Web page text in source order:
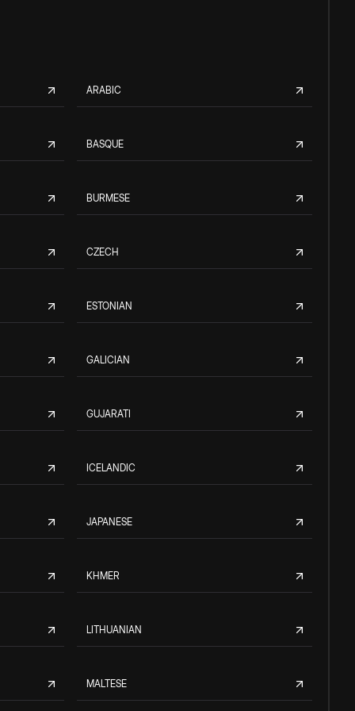
ARABIC
BASQUE
BURMESE
CZECH
ESTONIAN
GALICIAN
GUJARATI
ICELANDIC
JAPANESE
KHMER
LITHUANIAN
MALTESE